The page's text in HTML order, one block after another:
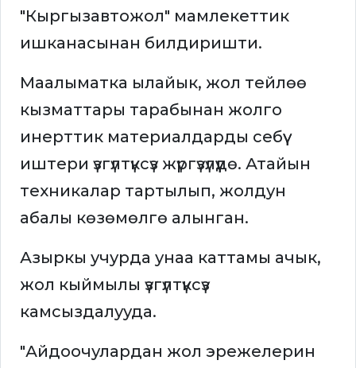
"Кыргызавтожол" мамлекеттик
ишканасынан билдиришти.
Маалыматка ылайык, жол тейлөө
кызматтары тарабынан жолго
инерттик материалдарды себүү
иштери үзгүлтүксүз жүргүзүлүүдө. Атайын
техникалар тартылып, жолдун
абалы көзөмөлгө алынган.
Азыркы учурда унаа каттамы ачык,
жол кыймылы үзгүлтүксүз
камсыздалууда.
"Айдоочулардан жол эрежелерин